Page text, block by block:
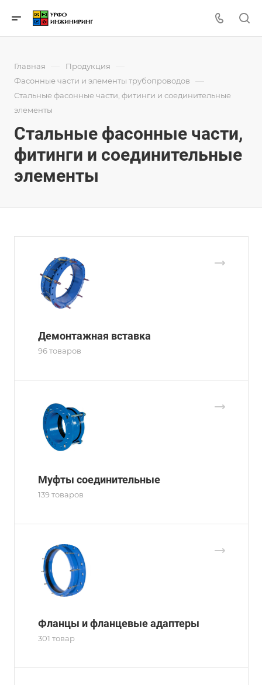
Главная — Продукция —
Фасонные части и элементы трубопроводов —
Стальные фасонные части, фитинги и соединительные
элементы
Стальные фасонные части,
фитинги и соединительные
элементы
Демонтажная вставка
96 товаров
Муфты соединительные
139 товаров
Фланцы и фланцевые адаптеры
301 товар